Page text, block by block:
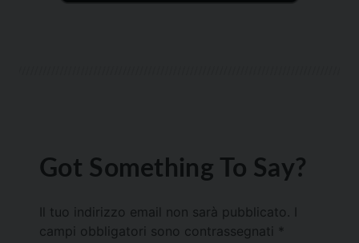
Got Something To Say?
Il tuo indirizzo email non sarà pubblicato.
campi obbligatori sono contrassegnati *